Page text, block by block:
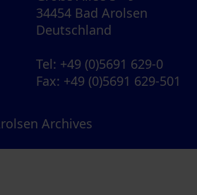
34454 Bad Arolsen
Deutschland
Tel: +49 (0)5691 629-0
Fax: +49 (0)5691 629-501
Archives